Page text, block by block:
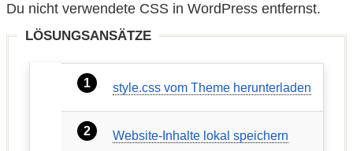
Du nicht verwendete CSS in WordPress entfernst.
LÖSUNGSANSÄTZE
style.css vom Theme herunterladen
Website-Inhalte lokal speichern